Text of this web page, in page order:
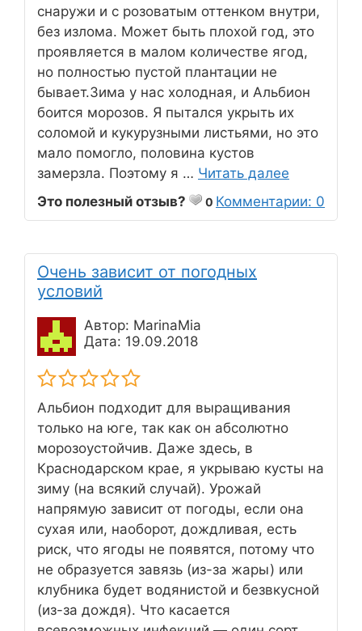
снаружи и с розоватым оттенком внутри,
без излома. Может быть плохой год, это
проявляется в малом количестве ягод,
но полностью пустой плантации не
бывает.Зима у нас холодная, и Альбион
боится морозов. Я пытался укрыть их
соломой и кукурузными листьями, но это
мало помогло, половина кустов
замерзла. Поэтому я … Читать далее
Это полезный отзыв?
0 Комментарии: 0
Очень зависит от погодных
условий
Автор: MarinaMia
Дата: 19.09.2018
Альбион подходит для выращивания
только на юге, так как он абсолютно
морозоустойчив. Даже здесь, в
Краснодарском крае, я укрываю кусты на
зиму (на всякий случай). Урожай
напрямую зависит от погоды, если она
сухая или, наоборот, дождливая, есть
риск, что ягоды не появятся, потому что
не образуется завязь (из-за жары) или
клубника будет водянистой и безвкусной
(из-за дождя). Что касается